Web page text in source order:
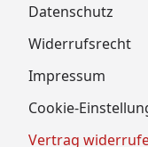
Datenschutz
Widerrufsrecht
Impressum
Cookie-
Vertrag